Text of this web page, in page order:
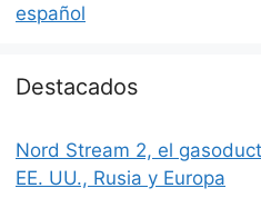
español
Destacados
Nord Stream 2, el
EE. UU., Rusia y Europa